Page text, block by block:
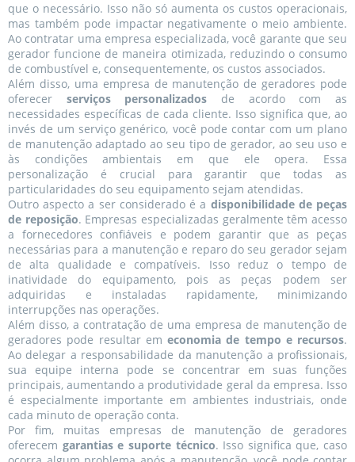
que o necessário. Isso não só aumenta os custos operacionais,
mas também pode impactar negativamente o meio ambiente.
Ao contratar uma empresa especializada, você garante que seu
gerador funcione de maneira otimizada, reduzindo o consumo
de combustível e, consequentemente, os custos associados.
Além disso, uma empresa de manutenção de geradores pode
oferecer serviços personalizados de acordo com as
necessidades específicas de cada cliente. Isso significa que, ao
invés de um serviço genérico, você pode contar com um plano
de manutenção adaptado ao seu tipo de gerador, ao seu uso e
às condições ambientais em que ele opera. Essa
personalização é crucial para garantir que todas as
particularidades do seu equipamento sejam atendidas.
Outro aspecto a ser considerado é a disponibilidade de peças
de reposição. Empresas especializadas geralmente têm acesso
a fornecedores confiáveis e podem garantir que as peças
necessárias para a manutenção e reparo do seu gerador sejam
de alta qualidade e compatíveis. Isso reduz o tempo de
inatividade do equipamento, pois as peças podem ser
adquiridas e instaladas rapidamente, minimizando
interrupções nas operações.
Além disso, a contratação de uma empresa de manutenção de
geradores pode resultar em economia de tempo e recursos.
Ao delegar a responsabilidade da manutenção a profissionais,
sua equipe interna pode se concentrar em suas funções
principais, aumentando a produtividade geral da empresa. Isso
é especialmente importante em ambientes industriais, onde
cada minuto de operação conta.
Por fim, muitas empresas de manutenção de geradores
oferecem garantias e suporte técnico. Isso significa que, caso